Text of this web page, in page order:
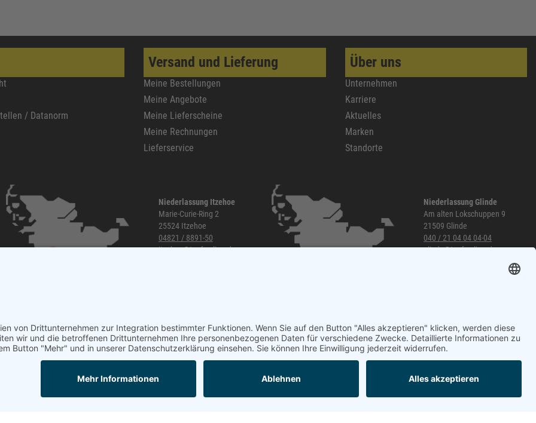
Mail Anrufen
/ Datanorm
Versand und Lieferung
Meine Bestellungen
Meine Angebote
Meine Lieferscheine
Meine Rechnungen
Lieferservice
Über uns
Unternehmen
Karriere
Aktuelles
Marken
Standorte
Niederlassung Itzehoe
Marie-Curie-Ring 2
25524 Itzehoe
04821 / 8891-50
itzehoe@topf-online.de
Niederlassung Glinde
Am alten Lokschuppen 9
21509 Glinde
040 / 21 04 04 04-04
glinde@topf-online.de